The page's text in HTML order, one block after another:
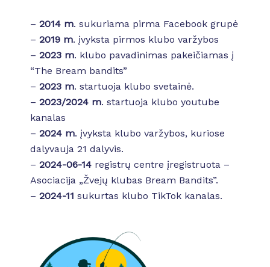
– 2014 m. sukuriama pirma Facebook grupė
– 2019 m. įvyksta pirmos klubo varžybos
– 2023 m. klubo pavadinimas pakeičiamas į
“The Bream bandits”
– 2023 m. startuoja klubo svetainė.
– 2023/2024 m. startuoja klubo youtube
kanalas
– 2024 m. įvyksta klubo varžybos, kuriose
dalyvauja 21 dalyvis.
– 2024-06-14registrų centre įregistruota –
Asociacija „Žvejų klubas Bream Bandits”.
– 2024-11 sukurtas klubo TikTok kanalas.